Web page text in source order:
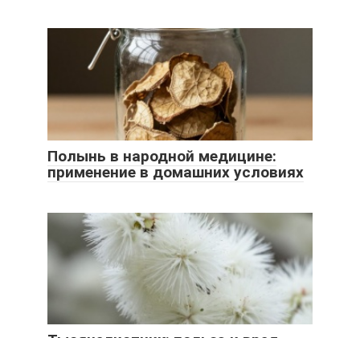
Полынь в народной медицине:
применение в домашних условиях